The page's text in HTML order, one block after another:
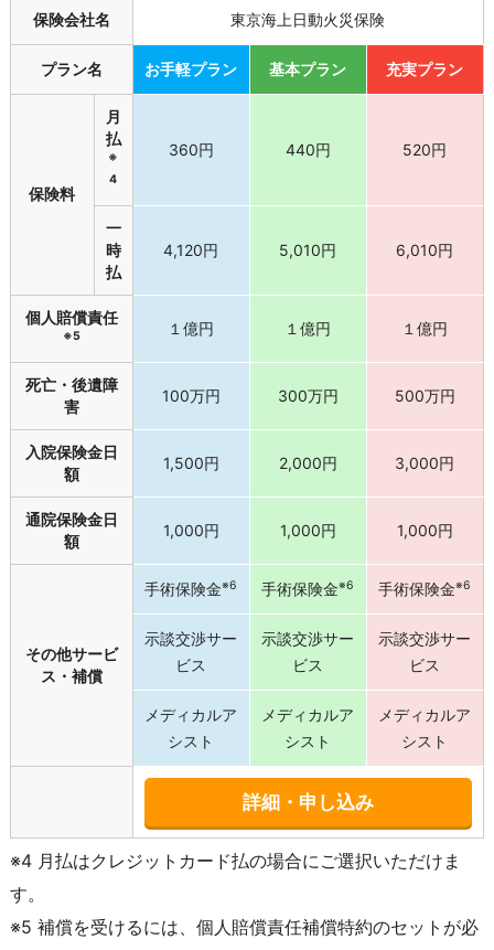
保険会社名 東京海上日動火災保険
プラン名 お手軽プラン 基本プラン 充実プラン
保険料
月
払
※
4
360円 440円 520円
一
時
払
4,120円 5,010円 6,010円
個人賠償責任
※5 １億円 １億円 １億円
死亡・後遺障
害
100万円 300万円 500万円
入院保険金日
額
1,500円 2,000円 3,000円
通院保険金日
額
1,000円 1,000円 1,000円
その他サービ
ス・補償
手術保険金※6 手術保険金※6 手術保険金※6
示談交渉サー
ビス
示談交渉サー
ビス
示談交渉サー
ビス
メディカルア
シスト
メディカルア
シスト
メディカルア
シスト
詳細・申し込み
※4 月払はクレジットカード払の場合にご選択いただけま
す。
※5 補償を受けるには、個人賠償責任補償特約のセットが必